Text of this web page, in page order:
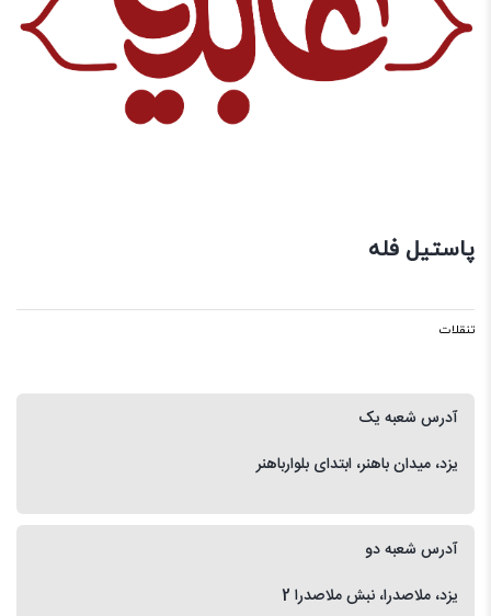
پاستیل فله
تنقلات
آدرس شعبه یک
یزد، میدان باهنر، ابتدای بلوارباهنر
آدرس شعبه دو
یزد، ملاصدرا، نبش ملاصدرا 2